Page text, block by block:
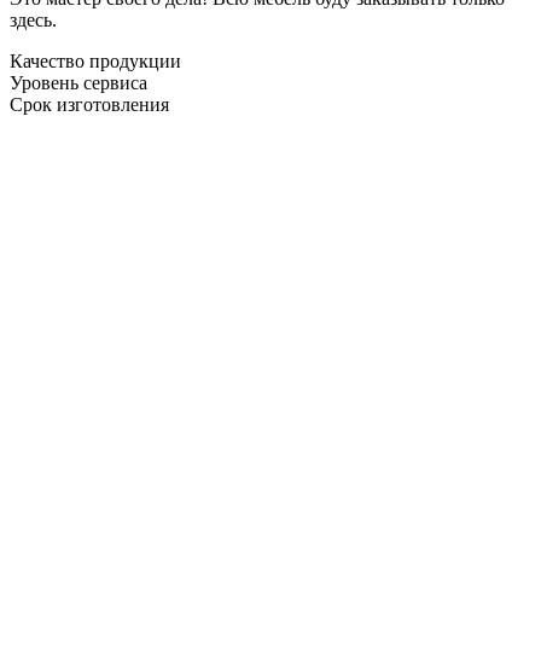
здесь.
Качество продукции
Уровень сервиса
Срок изготовления